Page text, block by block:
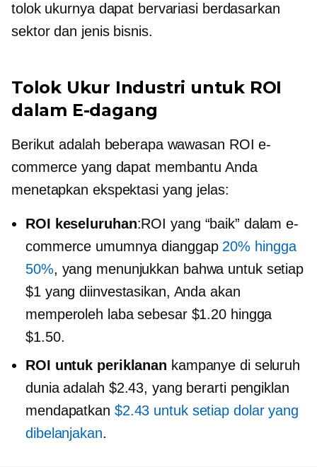
tolok ukurnya dapat bervariasi berdasarkan
sektor dan jenis bisnis.
Tolok Ukur Industri untuk ROI
dalam E-dagang
Berikut adalah beberapa wawasan ROI e-
commerce yang dapat membantu Anda
menetapkan ekspektasi yang jelas:
ROI keseluruhan:ROI yang “baik” dalam e-
commerce umumnya dianggap 20% hingga
50%, yang menunjukkan bahwa untuk setiap
$1 yang diinvestasikan, Anda akan
memperoleh laba sebesar $1.20 hingga
$1.50.
ROI untuk periklanan kampanye di seluruh
dunia adalah $2.43, yang berarti pengiklan
mendapatkan $2.43 untuk setiap dolar yang
dibelanjakan.